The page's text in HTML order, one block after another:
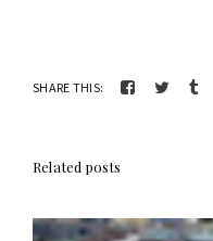
SHARE THIS:
Related posts